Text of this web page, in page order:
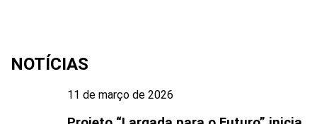
NOTÍCIAS
11 de março de 2026